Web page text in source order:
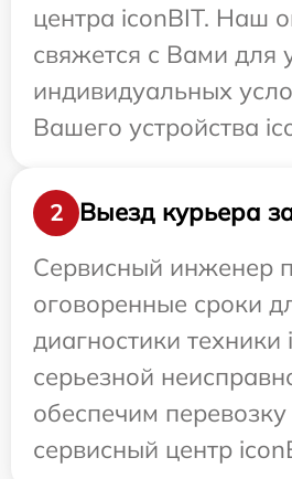
центра iconBIT. Наш
свяжется с Вами для
индивидуальных
Вашего устройства
2
Выезд курьера
Сервисный инженер
оговоренные сроки
диагностики
серьезной
обеспечим
сервисный центр